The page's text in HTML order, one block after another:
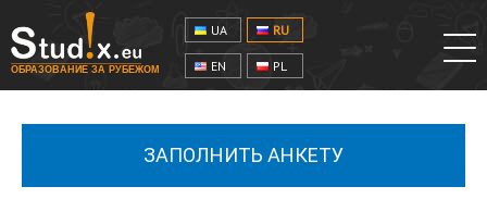
ОБРАЗОВАНИЕ ЗА РУБЕЖОМ
UA RU
EN PL
ЗАПОЛНИТЬ АНКЕТУ